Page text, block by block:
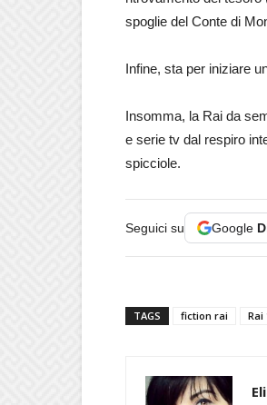
spoglie del Conte di
Infine, sta per iniziare
Insomma, la Rai da
e serie tv dal respiro
spicciole.
Seguici su Google
TAGS fiction rai Rai